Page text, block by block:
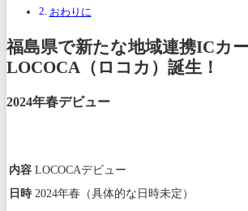
おわりに
福島県で新たな地域連携ICカー
LOCOCA（ロコカ）誕生！
2024年春デビュー
内容 LOCOCAデビュー
日時 2024年春（具体的な日時未定）